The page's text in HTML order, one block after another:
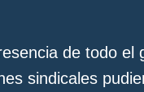
de todo
sindicales